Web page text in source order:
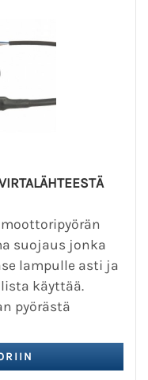
suojaus jonka
lampulle asti ja
käyttää.
pyörästä